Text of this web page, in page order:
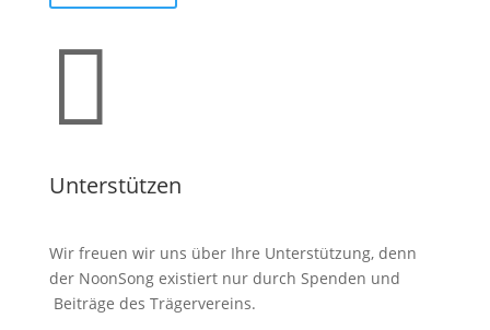

Unterstützen
Wir freuen wir uns über Ihre Unterstützung, denn
der NoonSong existiert nur durch Spenden und
Beiträge des Trägervereins.